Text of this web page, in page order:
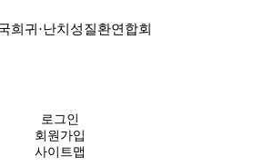
로그인
회원가입
사이트맵